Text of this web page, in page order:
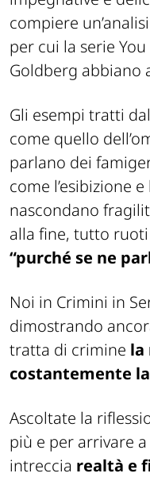
compiere
per cui la serie
Goldberg abbiano
Gli esempi tratti
come quello
parlano dei
come l’esibizione
nascondano
alla fine, tutto
“purché se ne
Noi in Crimini in
dimostrando
tratta di crimine la
costantemente
Ascoltate la
più e per arrivare
intreccia realtà e